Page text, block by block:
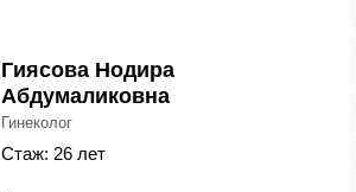
Гиясова Нодира
Абдумаликовна
Гинеколог
Стаж: 26 лет